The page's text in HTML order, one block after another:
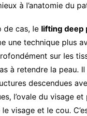
à l’anatomie du
de cas, le lifting deep
une technique plus
sur les
à retendre la peau. Il
descendues
l’ovale du visage
visage et le cou.